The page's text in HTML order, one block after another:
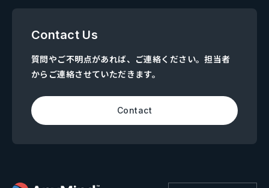
Contact Us
質問やご不明点があれば、ご連絡ください。担当者
からご連絡させていただきます。
Contact